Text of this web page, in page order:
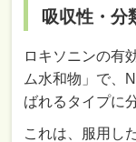
吸収性・分
ロキソニンの有
ム水和物」で、
ばれるタイプに
これは、服用し